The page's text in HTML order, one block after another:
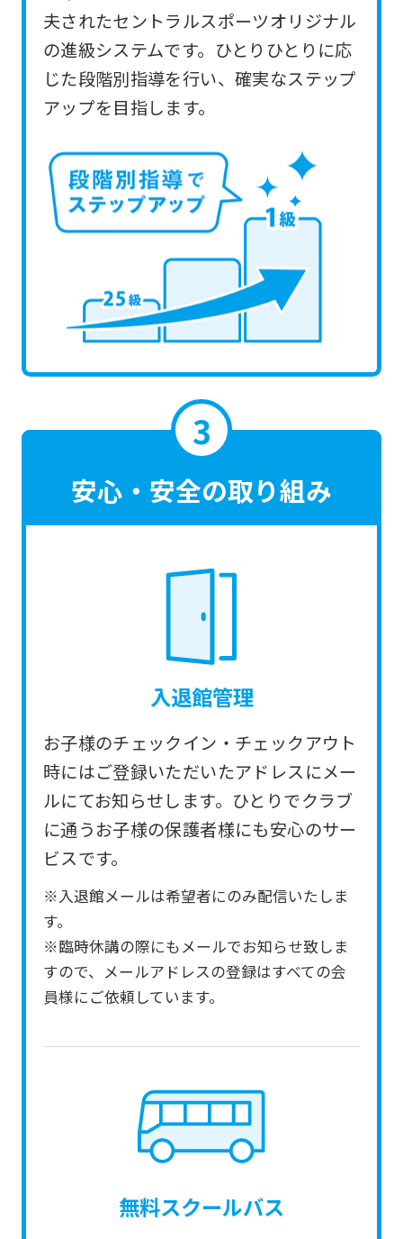
夫されたセントラルスポーツオリジナル
の進級システムです。ひとりひとりに応
じた段階別指導を行い、確実なステップ
アップを目指します。
安心・安全の取り組み
入退館管理
お子様のチェックイン・チェックアウト
時にはご登録いただいたアドレスにメー
ルにてお知らせします。ひとりでクラブ
に通うお子様の保護者様にも安心のサー
ビスです。
※入退館メールは希望者にのみ配信いたしま
す。
※臨時休講の際にもメールでお知らせ致しま
すので、メールアドレスの登録はすべての会
員様にご依頼しています。
無料スクールバス
you
use
an
automatic
translation
service,
the
Japanese
version
of
this
website
be
translated
mechanically,
it
may
be
an
translation.
The
may
differ
from
the
content.
ask
that
fully
this
before
using
service.